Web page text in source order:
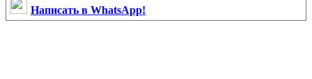
Написать в WhatsApp!